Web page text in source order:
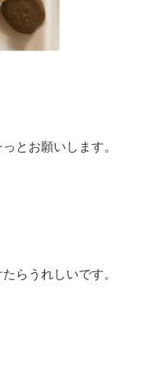
とお願いします。
らうれしいです。